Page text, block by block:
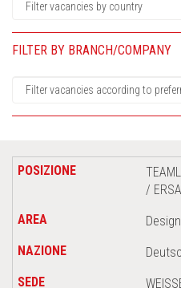
FILTER BY BRANCH/COMPANY
/
Design